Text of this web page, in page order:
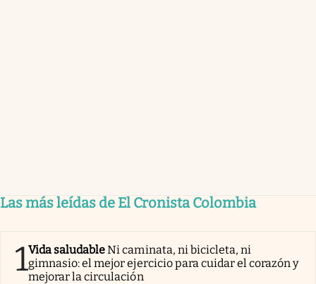
Las más leídas de El Cronista Colombia
1Vida saludableNi caminata, ni bicicleta, ni
gimnasio: el mejor ejercicio para cuidar el corazón y
mejorar la circulación